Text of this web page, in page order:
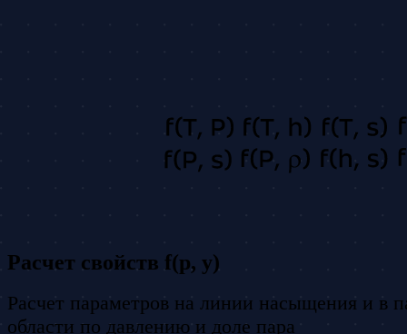
Расчет свойств f(p, y)
Расчет параметров на линии насыщения и в
области по давлению и доле пара